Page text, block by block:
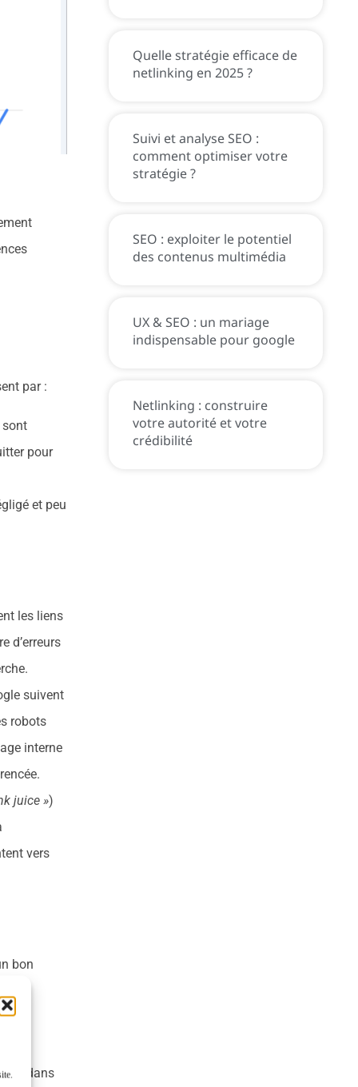
par :
pour
et peu
les liens
d’erreurs
suivent
robots
interne
juice »)
vers
bon
dans
Quelle stratégie efficace de
netlinking en 2025 ?
Suivi et analyse SEO :
comment optimiser votre
stratégie ?
SEO : exploiter le potentiel
des contenus multimédia
UX & SEO : un mariage
indispensable pour google
Netlinking : construire
votre autorité et votre
crédibilité